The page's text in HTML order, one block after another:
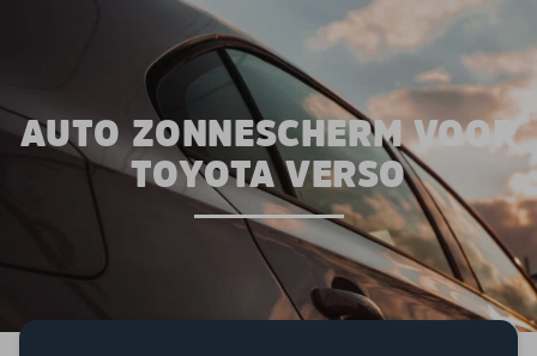
AUTO ZONNESCHERM VOOR
TOYOTA VERSO